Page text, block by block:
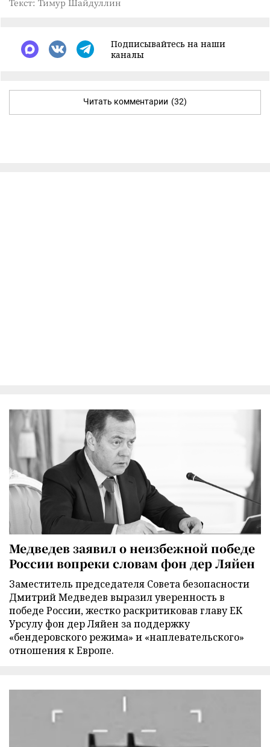
Подписывайтесь на наши
каналы
Читать комментарии (32)
Медведев заявил о неизбежной победе
России вопреки словам фон дер Ляйен
Заместитель председателя Совета безопасности
Дмитрий Медведев выразил уверенность в
победе России, жестко раскритиковав главу ЕК
Урсулу фон дер Ляйен за поддержку
«бендеровского режима» и «наплевательского»
отношения к Европе.